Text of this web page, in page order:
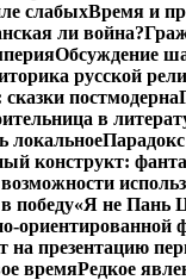
слабыхВремя и
ли война?
Обсуждение
русской
постмодерна
в
локальноеПарадокс
конструкт:
победу«Я не Пань
ориентированной
презентацию
времяРедкое